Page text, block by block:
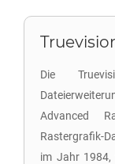
Die
Advanced
Rastergrafik-
im Jahr 1984,